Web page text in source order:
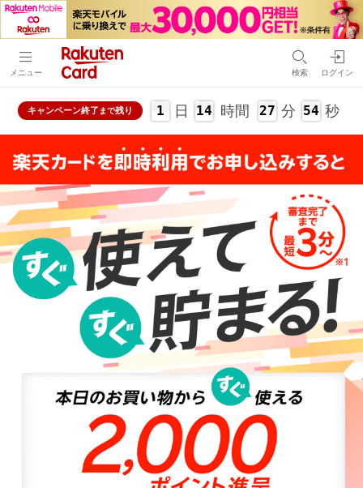
メニュー 検索 ログイン
キャンペーン終了 まで残り 1 日 14 時間 27 分 53 秒